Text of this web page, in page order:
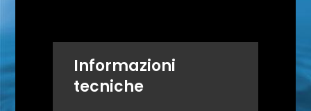
Informazioni
tecniche